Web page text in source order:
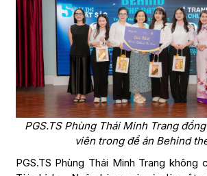
PGS.TS Phùng Thái Minh Trang
viên trong đề án Behind
PGS.TS Phùng Thái Minh Trang không